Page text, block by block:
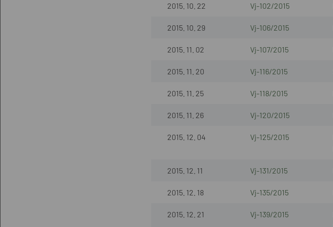
2015. 10. 22 Vj-102/2015
2015. 10. 29 Vj-106/2015
2015. 11. 02 Vj-107/2015
2015. 11. 20 Vj-116/2015
2015. 11. 25 Vj-118/2015
2015. 11. 26 Vj-120/2015
2015. 12. 04 Vj-125/2015
2015. 12. 11 Vj-131/2015
2015. 12. 18 Vj-135/2015
2015. 12. 21 Vj-139/2015